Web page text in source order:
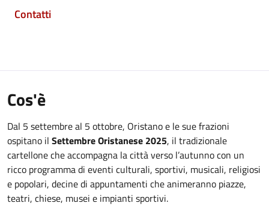
Contatti
Cos'è
Dal 5 settembre al 5 ottobre, Oristano e le sue frazioni
ospitano il Settembre Oristanese 2025, il tradizionale
cartellone che accompagna la città verso l’autunno con un
ricco programma di eventi culturali, sportivi, musicali, religiosi
e popolari, decine di appuntamenti che animeranno piazze,
teatri, chiese, musei e impianti sportivi.